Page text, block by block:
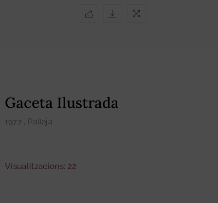
Gaceta Ilustrada
1977 , Pallejà
Visualitzacions: 22